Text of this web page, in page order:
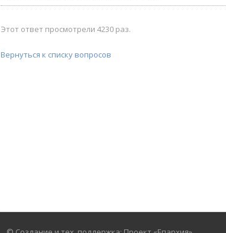
Этот ответ просмотрели 4230 раз.
Вернуться к списку вопросов